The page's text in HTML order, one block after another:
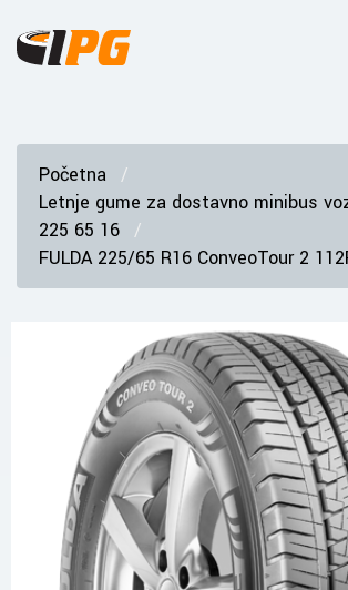
Početna
Letnje gume za dostavno minibus
225 65 16
FULDA 225/65 R16 ConveoTour 2